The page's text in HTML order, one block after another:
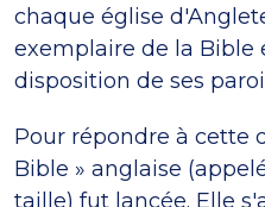
chaque église
exemplaire de la Bible
disposition de ses
Pour répondre à cette
Bible » anglaise
taille) fut lancée. Elle